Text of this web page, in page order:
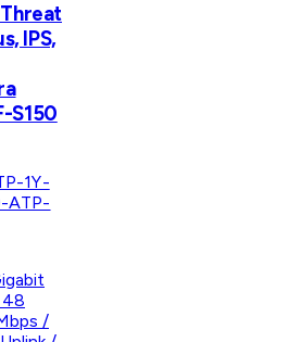
IPS,
S150
1Y-
ATP-